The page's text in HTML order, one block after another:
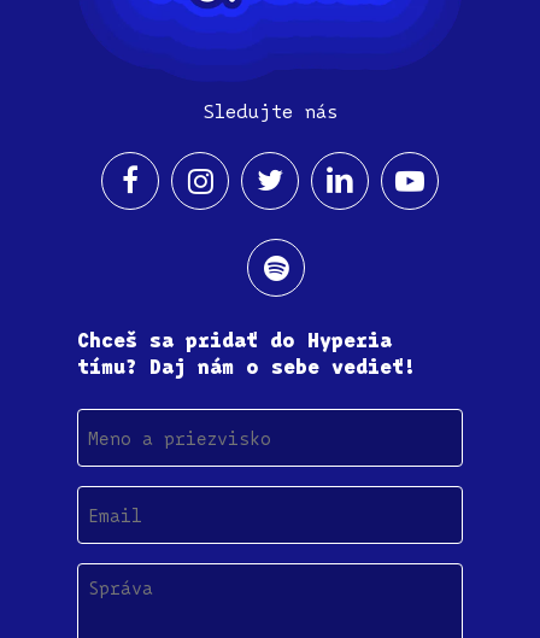
Sledujte nás
Chceš sa pridať do Hyperia
tímu? Daj nám o sebe vedieť!
priezvisko
Správa